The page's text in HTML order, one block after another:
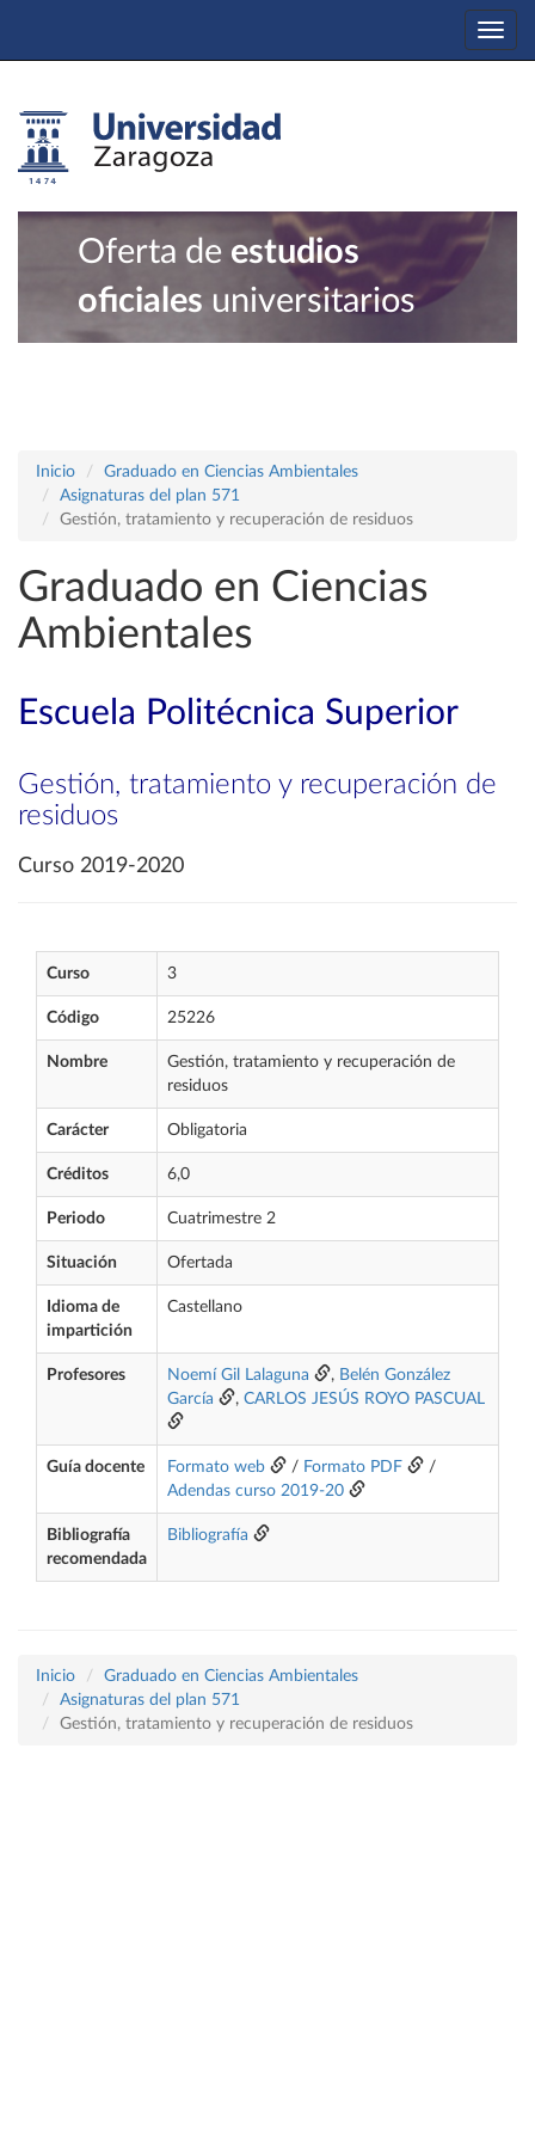
Oferta de estudios
oficiales universitarios
Inicio
Graduado en Ciencias Ambientales
Asignaturas del plan 571
Gestión, tratamiento y recuperación de residuos
Graduado en Ciencias
Ambientales
Escuela Politécnica Superior
Gestión, tratamiento y recuperación de
residuos
Curso 2019-2020
Curso 3
Código 25226
Nombre
Gestión, tratamiento y recuperación de
residuos
Carácter Obligatoria
Créditos 6,0
Periodo Cuatrimestre 2
Situación Ofertada
Idioma de
impartición
Castellano
Profesores Noemí Gil Lalaguna , Belén González
García
, CARLOS JESÚS ROYO PASCUAL
Guía docente Formato web / Formato PDF
/
Adendas curso 2019-20
Bibliografía
recomendada
Bibliografía
Inicio
Graduado en Ciencias Ambientales
Asignaturas del plan 571
Gestión, tratamiento y recuperación de residuos